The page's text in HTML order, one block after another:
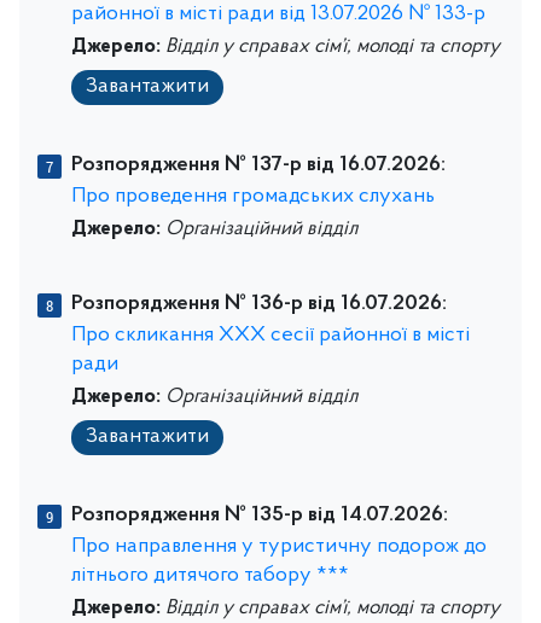
районної в місті ради від 13.07.2026 № 133-р
Джерело: Відділ у справах сім’ї, молоді та спорту
Завантажити
Розпорядження № 137-р від 16.07.2026:
Про проведення громадських слухань
Джерело: Організаційний відділ
Розпорядження № 136-р від 16.07.2026:
Про скликання ХХХ сесії районної в місті
ради
Джерело: Організаційний відділ
Завантажити
Розпорядження № 135-р від 14.07.2026:
Про направлення у туристичну подорож до
літнього дитячого табору ***
Джерело: Відділ у справах сім’ї, молоді та спорту